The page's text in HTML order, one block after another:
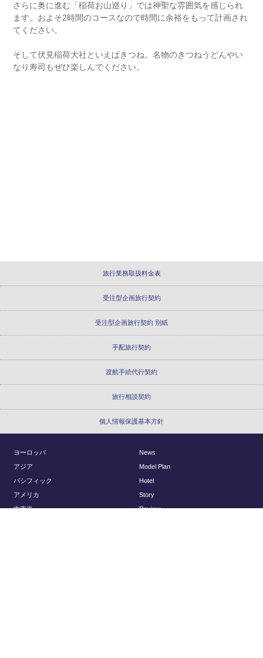
さらに奥に進む「稲荷お山巡り」では神聖な雰囲気を感じられ
ます。およそ2時間のコースなので時間に余裕をもって計画され
てください。
そして伏見稲荷大社といえばきつね。名物のきつねうどんやい
なり寿司もぜひ楽しんでください。
旅行業務取扱料金表
受注型企画旅行契約
受注型企画旅行契約 別紙
手配旅行契約
渡航手続代行契約
旅行相談契約
個人情報保護基本方針
ヨーロッパ
アジア
パシフィック
アメリカ
中南米
News
Model Plan
Hotel
Story
Review